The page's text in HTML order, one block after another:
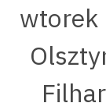
wtorek